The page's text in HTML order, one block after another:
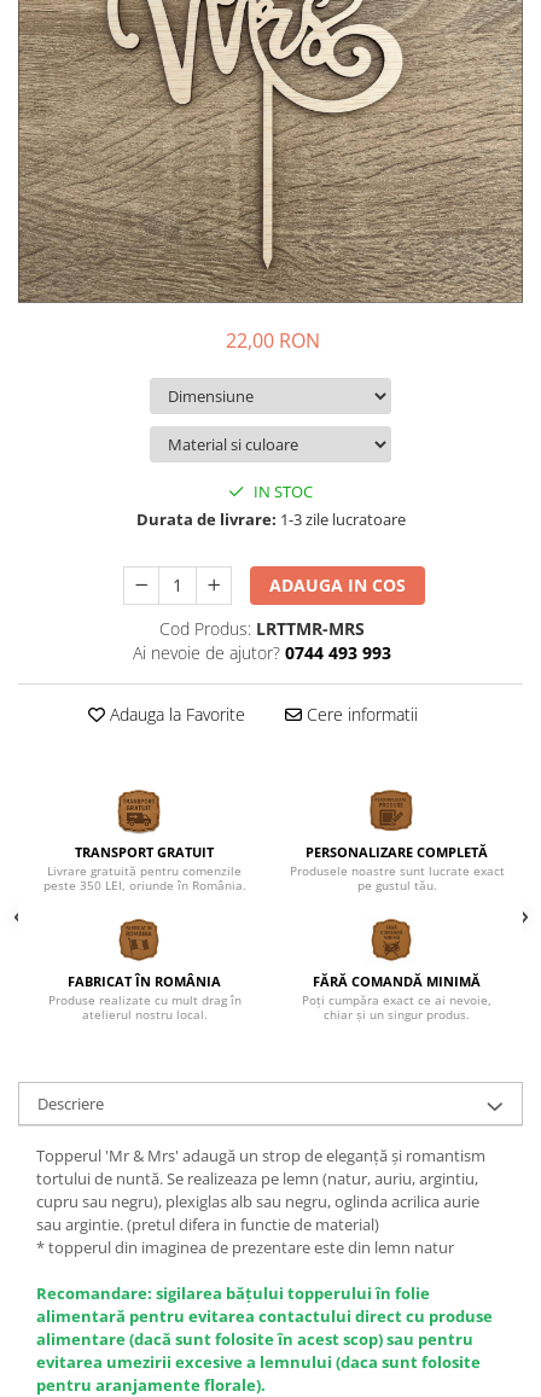
Decoratiuni Craciun
Pachete cadou Craciun
Paste
Decoratiuni Paste
Valentines Day
Cadouri indragostiti
1-8 Martie
Scoala/Absolvire
22,00 RON
IN STOC
Durata de livrare: 1-3 zile lucratoare
ADAUGA IN COS
Cod Produs: LRTTMR-MRS
Ai nevoie de ajutor? 0744 493 993
Adauga la Favorite Cere informatii
TRANSPORT GRATUIT
Livrare gratuită pentru comenzile
peste 350 LEI, oriunde în România.
PERSONALIZARE COMPLETĂ
Produsele noastre sunt lucrate exact
pe gustul tău.
FABRICAT ÎN ROMÂNIA
Produse realizate cu mult drag în
atelierul nostru local.
FĂRĂ COMANDĂ MINIMĂ
Poți cumpăra exact ce ai nevoie,
chiar și un singur produs.
Descriere
Topperul 'Mr & Mrs' adaugă un strop de eleganță și romantism
tortului de nuntă. Se realizeaza pe lemn (natur, auriu, argintiu,
cupru sau negru), plexiglas alb sau negru, oglinda acrilica aurie
sau argintie. (pretul difera in functie de material)
* topperul din imaginea de prezentare este din lemn natur
Recomandare: sigilarea băţului topperului în folie
alimentară pentru evitarea contactului direct cu produse
alimentare (dacă sunt folosite în acest scop) sau pentru
evitarea umezirii excesive a lemnului (daca sunt folosite
pentru aranjamente florale).